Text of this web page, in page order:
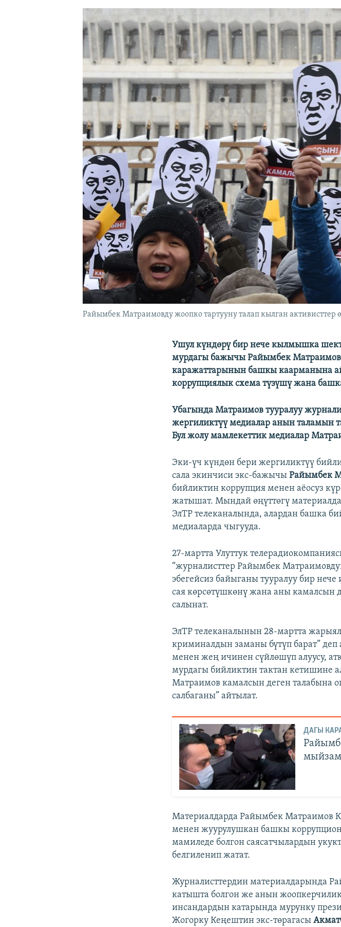
ЫҢГАЙСЫЗ СУРООЛОР
Райымбек Матраимовду жоопко тартууну талап кылган активисттер
Ушул күндөрү бир нече кылмышка
мурдагы бажычы Райымбек
каражаттарынын башкы каарманына
коррупциялык схема түзүшү жана
Убагында Матраимов тууралуу
жергиликтүү медиалар анын таламын
Бул жолу мамлекеттик медиалар
Эки-үч күндөн бери жергиликтүү
сала экинчиси экс-бажычыРайымбек
бийликтин коррупция менен аёосуз
жатышат. Мындай өңүттөгү
ЭлТР телеканалында, алардан башка
медиаларда чыгууда.
27-мартта Улуттук
“журналисттер Райымбек
эбегейсиз байыганы тууралуу бир
сая көрсөтүшкөнү жана аны камалсын
салынат.
ЭлТР телеканалынын 28-мартта
криминалдын заманы бүтүп барат”
менен жең ичинен сүйлөшүп алуусу,
мурдагы бийликтин тактан кетишине
Матраимов камалсын деген талабына
салбаганы” айтылат.
ДАГЫ
Материалдарда Райымбек Матраимов
менен жуурулушкан башкы
мамиледе болгон саясатчылардын
белгиленип жатат.
Журналисттердин материалдарында
катышта болгон же анын
инсандардын катарында мурунку
Жогорку Кеңештин экс-төрагасы